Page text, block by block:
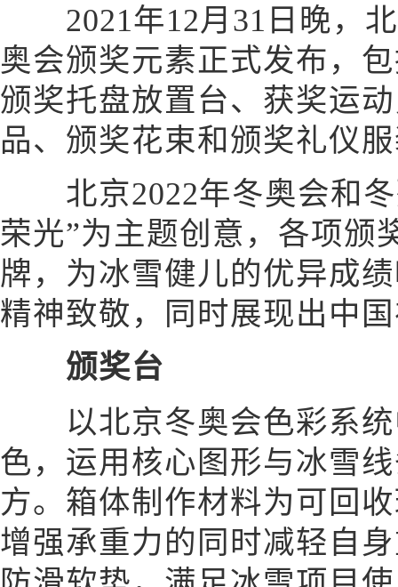
2021年12月31日晚，北
奥会颁奖元素正式发布，
颁奖托盘放置台、获奖运
品、颁奖花束和颁奖礼仪
北京2022年冬奥会和冬
荣光”为主题创意，各项颁
牌，为冰雪健儿的优异成
精神致敬，同时展现出中
颁奖台
以北京冬奥会色彩系统
色，运用核心图形与冰雪
方。箱体制作材料为可回
增强承重力的同时减轻自